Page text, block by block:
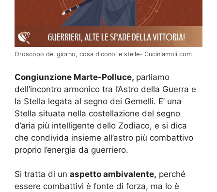
Oroscopo del giorno, cosa dicono le stelle- Cuciniamoli.com
Congiunzione Marte-Polluce, parliamo
dell’incontro armonico tra l’Astro della Guerra e
la Stella legata al segno dei Gemelli. E’ una
Stella situata nella costellazione del segno
d’aria più intelligente dello Zodiaco, e si dica
che condivida insieme all’astro più combattivo
proprio l’energia da guerriero.
Si tratta di un aspetto ambivalente, perché
essere combattivi è fonte di forza, ma lo è